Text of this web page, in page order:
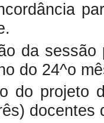
da
do 24^o
do projeto
docentes